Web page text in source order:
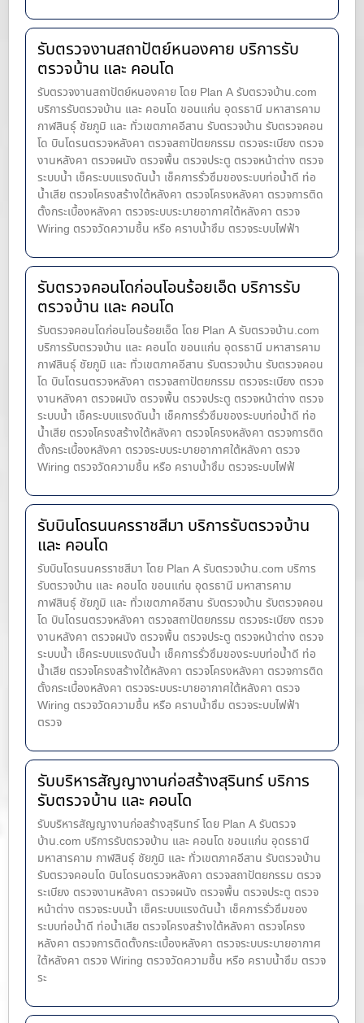
รับตรวจงานสถาปัตย์หนองคาย บริการรับ
ตรวจบ้าน และ คอนโด
รับตรวจงานสถาปัตย์หนองคาย โดย Plan A รับตรวจบ้าน.com
บริการรับตรวจบ้าน และ คอนโด ขอนแก่น อุดรธานี มหาสารคาม
กาฬสินธุ์ ชัยภูมิ และ ทั่วเขตภาคอีสาน รับตรวจบ้าน รับตรวจคอน
โด บินโดรนตรวจหลังคา ตรวจสถาปัตยกรรม ตรวจระเบียง ตรวจ
งานหลังคา ตรวจผนัง ตรวจพื้น ตรวจประตู ตรวจหน้าต่าง​ ตรวจ
ระบบน้ำ เช็คระบบแรงดันน้ำ เช็คการรั่วซึมของระบบท่อน้ำ​ดี ท่อ
น้ำ​เสีย ตรวจโครงสร้างใต้หลังคา ตรวจโครงหลังคา ตรวจการติด
ตั้งกระเบื้องหลังคา ตรวจระบบระบายอากาศใต้หลังคา ตรวจ
Wiring ตรวจวัดความชื้น หรือ คราบน้ำซึม ตรวจระบบไฟฟ้า
รับตรวจคอนโดก่อนโอนร้อยเอ็ด บริการรับ
ตรวจบ้าน และ คอนโด
รับตรวจคอนโดก่อนโอนร้อยเอ็ด โดย Plan A รับตรวจบ้าน.com
บริการรับตรวจบ้าน และ คอนโด ขอนแก่น อุดรธานี มหาสารคาม
กาฬสินธุ์ ชัยภูมิ และ ทั่วเขตภาคอีสาน รับตรวจบ้าน รับตรวจคอน
โด บินโดรนตรวจหลังคา ตรวจสถาปัตยกรรม ตรวจระเบียง ตรวจ
งานหลังคา ตรวจผนัง ตรวจพื้น ตรวจประตู ตรวจหน้าต่าง​ ตรวจ
ระบบน้ำ เช็คระบบแรงดันน้ำ เช็คการรั่วซึมของระบบท่อน้ำ​ดี ท่อ
น้ำ​เสีย ตรวจโครงสร้างใต้หลังคา ตรวจโครงหลังคา ตรวจการติด
ตั้งกระเบื้องหลังคา ตรวจระบบระบายอากาศใต้หลังคา ตรวจ
Wiring ตรวจวัดความชื้น หรือ คราบน้ำซึม ตรวจระบบไฟฟ้
รับบินโดรนนครราชสีมา บริการรับตรวจบ้าน
และ คอนโด
รับบินโดรนนครราชสีมา โดย Plan A รับตรวจบ้าน.com บริการ
รับตรวจบ้าน และ คอนโด ขอนแก่น อุดรธานี มหาสารคาม
กาฬสินธุ์ ชัยภูมิ และ ทั่วเขตภาคอีสาน รับตรวจบ้าน รับตรวจคอน
โด บินโดรนตรวจหลังคา ตรวจสถาปัตยกรรม ตรวจระเบียง ตรวจ
งานหลังคา ตรวจผนัง ตรวจพื้น ตรวจประตู ตรวจหน้าต่าง​ ตรวจ
ระบบน้ำ เช็คระบบแรงดันน้ำ เช็คการรั่วซึมของระบบท่อน้ำ​ดี ท่อ
น้ำ​เสีย ตรวจโครงสร้างใต้หลังคา ตรวจโครงหลังคา ตรวจการติด
ตั้งกระเบื้องหลังคา ตรวจระบบระบายอากาศใต้หลังคา ตรวจ
Wiring ตรวจวัดความชื้น หรือ คราบน้ำซึม ตรวจระบบไฟฟ้า
ตรวจ
รับบริหารสัญญางานก่อสร้างสุรินทร์ บริการ
รับตรวจบ้าน และ คอนโด
รับบริหารสัญญางานก่อสร้างสุรินทร์ โดย Plan A รับตรวจ
บ้าน.com บริการรับตรวจบ้าน และ คอนโด ขอนแก่น อุดรธานี
มหาสารคาม กาฬสินธุ์ ชัยภูมิ และ ทั่วเขตภาคอีสาน รับตรวจบ้าน
รับตรวจคอนโด บินโดรนตรวจหลังคา ตรวจสถาปัตยกรรม ตรวจ
ระเบียง ตรวจงานหลังคา ตรวจผนัง ตรวจพื้น ตรวจประตู ตรวจ
หน้าต่าง​ ตรวจระบบน้ำ เช็คระบบแรงดันน้ำ เช็คการรั่วซึมของ
ระบบท่อน้ำ​ดี ท่อน้ำ​เสีย ตรวจโครงสร้างใต้หลังคา ตรวจโครง
หลังคา ตรวจการติดตั้งกระเบื้องหลังคา ตรวจระบบระบายอากาศ
ใต้หลังคา ตรวจ Wiring ตรวจวัดความชื้น หรือ คราบน้ำซึม ตรวจ
ระ